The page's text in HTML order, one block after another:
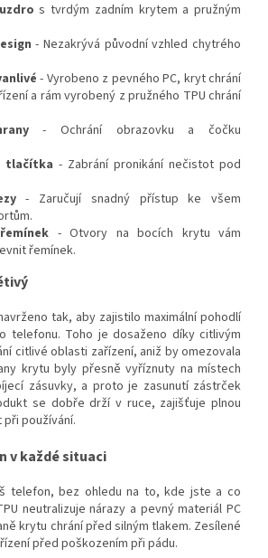
s tvrdým zadním krytem a pružným
- Nezakrývá původní vzhled chytrého
- Vyrobeno z pevného PC, kryt chrání
a rám vyrobený z pružného TPU chrání
- Ochrání obrazovku a čočku
tlačítka - Zabrání pronikání nečistot pod
- Zaručují snadný přístup ke všem
- Otvory na bocích krytu vám
řemínek.
tak, aby zajistilo maximální pohodlí
telefonu. Toho je dosaženo díky citlivým
citlivé oblasti zařízení, aniž by omezovala
krytu byly přesně vyříznuty na místech
zásuvky, a proto je zasunutí zástrček
se dobře drží v ruce, zajišťuje plnou
používání.
v každé situaci
telefon, bez ohledu na to, kde jste a co
neutralizuje nárazy a pevný materiál PC
krytu chrání před silným tlakem. Zesílené
před poškozením při pádu.